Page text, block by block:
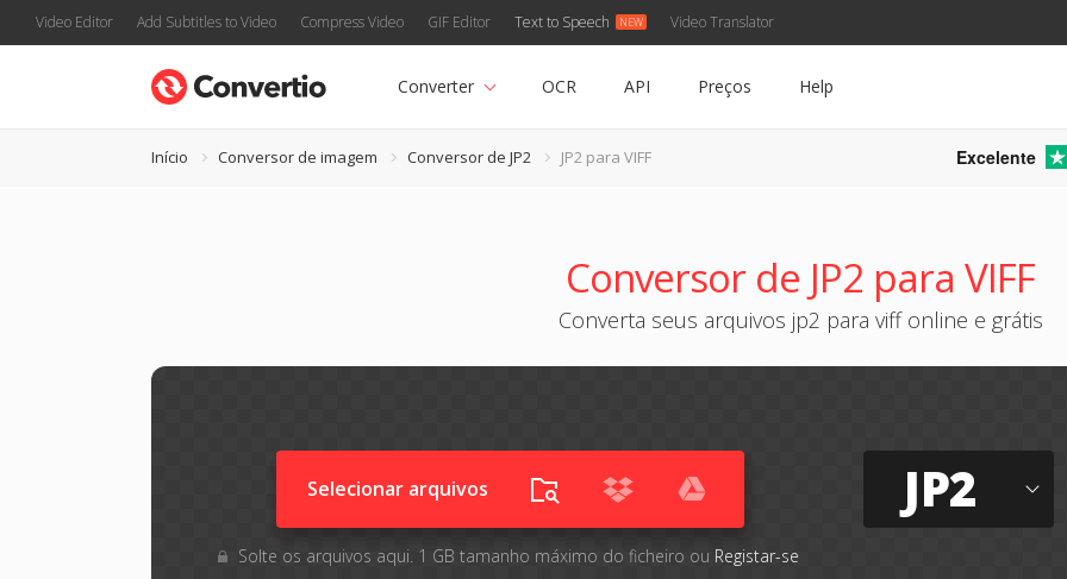
Video Editor Add Subtitles to Video Compress Video GIF Editor Text to Speech Video Translator
Converter OCR API Preços Help
Início Conversor de imagem Conversor de JP2 JP2 para VIFF Excelente
Conversor de JP2 para VIFF
Converta seus arquivos jp2 para viff online e grátis
Selecionar arquivos
Solte os arquivos aqui. 1 GB tamanho máximo do ficheiro ou Registar-se
JP2